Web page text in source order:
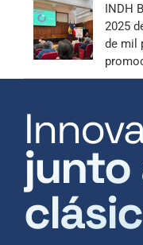
INDH
2025
de mil
junto